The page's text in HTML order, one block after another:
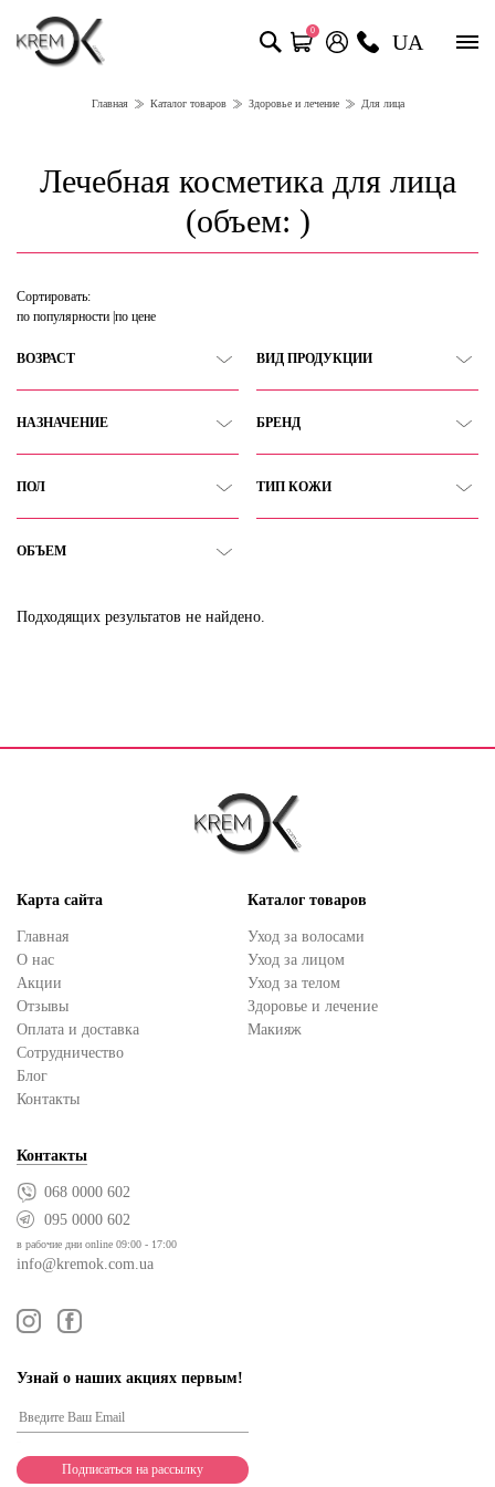
0 UA
Главная Каталог товаров Здоровье и лечение Для лица
Лечебная косметика для лица
(объем: )
Сортировать:
по популярности по цене
ВОЗРАСТ ВИД ПРОДУКЦИИ
НАЗНАЧЕНИЕ БРЕНД
ПОЛ ТИП КОЖИ
ОБЪЕМ
Подходящих результатов не найдено.
Карта сайта
Главная
О нас
Акции
Отзывы
Оплата и доставка
Сотрудничество
Блог
Контакты
Каталог товаров
Уход за волосами
Уход за лицом
Уход за телом
Здоровье и лечение
Макияж
Контакты
068 0000 602
095 0000 602
в рабочие дни online 09:00 - 17:00
info@kremok.com.ua
Узнай о наших акциях первым!